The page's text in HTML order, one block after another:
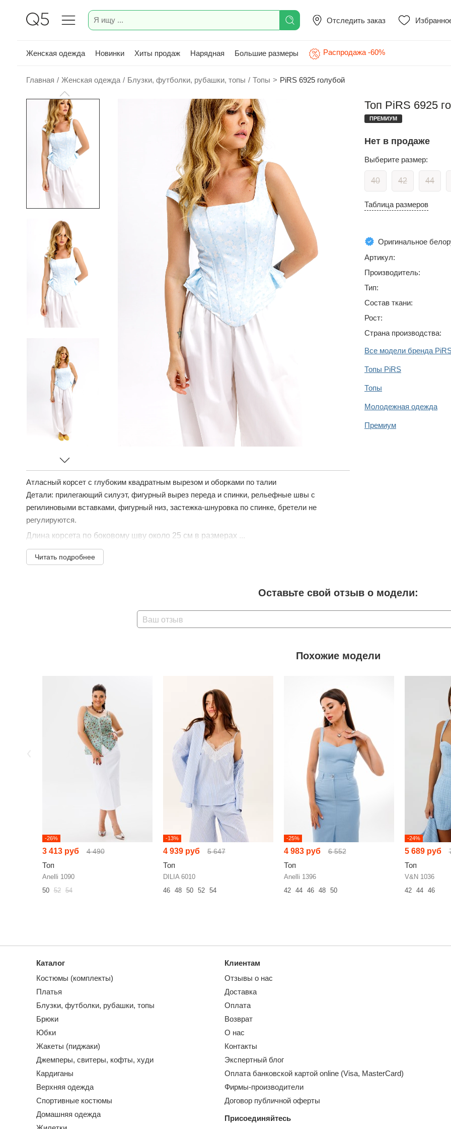
Отследить заказ
Женская одежда Новинки Хиты продаж Нарядная Большие размеры Распродажа -60%
Главная / Женская одежда / Блузки, футболки, рубашки, топы / Топы > PiRS 6925 голубой
Атласный корсет с глубоким квадратным вырезом и оборками по талии
Детали: прилегающий силуэт, фигурный вырез переда и спинки, рельефные швы с
регилиновыми вставками, фигурный низ, застежка-шнуровка по спинке, бретели не
регулируются.
Длина корсета по боковому шву около 25 см в размерах ...
Читать подробнее
Топ PiRS 6925
ПРЕМИУМ
Нет в продаже
Выберите размер:
40 42 44
Таблица размеров
Оригинальное
Артикул:
Производитель:
Тип:
Состав ткани:
Рост:
Страна производства:
Все модели бренда
Топы PiRS
Топы
Молодежная одежда
Премиум
Оставьте свой отзыв о модели:
Ваш отзыв
Похожие модели
-26%
3 413 руб 4 490
Топ
Anelli 1090
50 52 54
-13%
4 939 руб 5 647
Топ
DILIA 6010
46
48 50 52 54
-25%
4 983 руб 6 552
Топ
Anelli 1396
42
44 46 48 50
-24%
5 689 руб
Топ
V&N 1036
42
44 46
Каталог
Костюмы (комплекты)
Платья
Блузки, футболки, рубашки, топы
Брюки
Юбки
Жакеты (пиджаки)
Джемперы, свитеры, кофты, худи
Кардиганы
Верхняя одежда
Спортивные костюмы
Домашняя одежда
Клиентам
Отзывы о нас
Доставка
Оплата
Возврат
О нас
Контакты
Экспертный блог
Оплата банковской картой online (Visa, MasterCard)
Фирмы-производители
Договор публичной оферты
Присоединяйтесь